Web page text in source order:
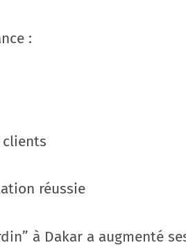
:
réussie
à Dakar a augmenté